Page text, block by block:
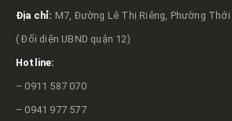
Địa chỉ: M7, Đường Lê Thị Riêng, Phường Thới
( Đối diện UBND quận 12)
Hotline:
– 0911 587 070
– 0941 977 577